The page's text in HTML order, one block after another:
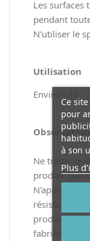
Les surfaces
pendant
N'utiliser le
Utilisation
Environ 30 -
Ne traiter
produit que
N'appliquer
résistantes à
produit sur
fabricant
Ce
pour
à son
Plus